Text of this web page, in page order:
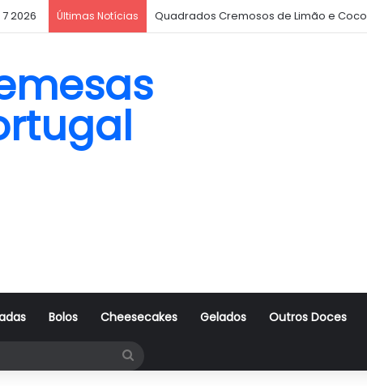
2026 Últimas Notícias Quadrados Cremosos de Limão e Coco
Bolos Cheesecakes Gelados Outros Doces